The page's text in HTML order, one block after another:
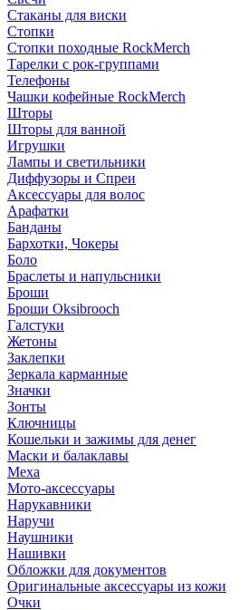
Стаканы для виски
Стопки
Стопки походные RockMerch
Тарелки с рок-группами
Телефоны
Чашки кофейные RockMerch
Шторы
Шторы для ванной
Игрушки
Лампы и светильники
Диффузоры и Спреи
Аксессуары для волос
Арафатки
Банданы
Бархотки, Чокеры
Боло
Браслеты и напульсники
Броши
Броши Oksibrooch
Галстуки
Жетоны
Заклепки
Зеркала карманные
Значки
Зонты
Ключницы
Кошельки и зажимы для денег
Маски и балаклавы
Меха
Мото-аксессуары
Нарукавники
Наручи
Наушники
Нашивки
Обложки для документов
Оригинальные аксессуары из кожи
Очки